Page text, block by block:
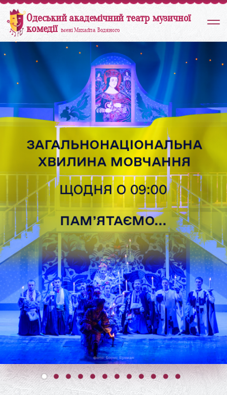
Одеський академічний театр музичної
комедії імені Михайла Водяного